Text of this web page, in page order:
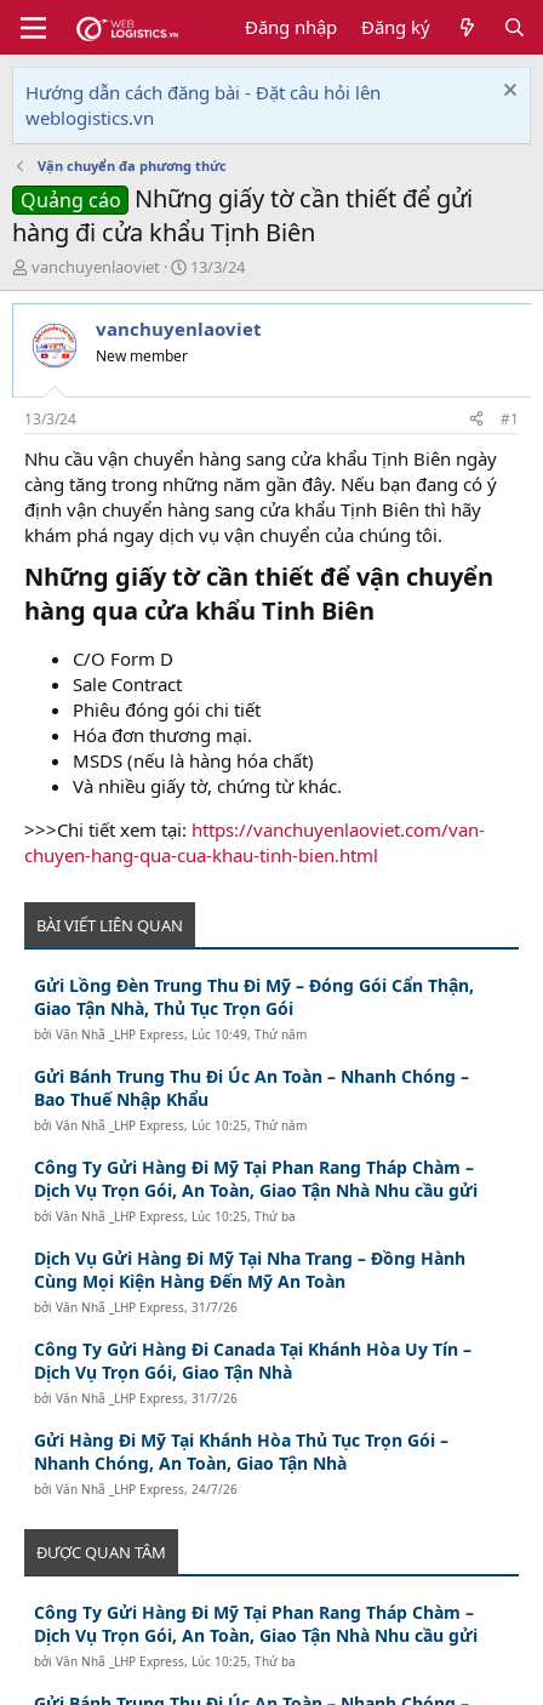
Đăng nhập Đăng ký
Hướng dẫn cách đăng bài - Đặt câu hỏi lên
weblogistics.vn
Vận chuyển đa phương thức
Quảng cáo
Những giấy tờ cần thiết để gửi
hàng đi cửa khẩu Tịnh Biên
T
h
r
e
a
s
t
a
r
t
e
r
vanchuyenlaoviet
N
g
à
y
i
13/3/24
vanchuyenlaoviet
New member
13/3/24 #1
Nhu cầu vận chuyển hàng sang cửa khẩu Tịnh Biên ngày
càng tăng trong những năm gần đây. Nếu bạn đang có ý
định vận chuyển hàng sang cửa khẩu Tịnh Biên thì hãy
khám phá ngay dịch vụ vận chuyển của chúng tôi.
Những giấy tờ cần thiết để vận chuyển
hàng qua cửa khẩu Tinh Biên​
C/O Form D
Sale Contract
Phiêu đóng gói chi tiết
Hóa đơn thương mại.
MSDS (nếu là hàng hóa chất)
Và nhiều giấy tờ, chứng từ khác.
>>>Chi tiết xem tại: https://vanchuyenlaoviet.com/van-
chuyen-hang-qua-cua-khau-tinh-bien.html
BÀI VIẾT LIÊN QUAN
Gửi Lồng Đèn Trung Thu Đi Mỹ – Đóng Gói Cẩn Thận,
Giao Tận Nhà, Thủ Tục Trọn Gói
bởiVăn Nhã _LHP Express, Lúc 10:49, Thứ năm
Gửi Bánh Trung Thu Đi Úc An Toàn – Nhanh Chóng –
Bao Thuế Nhập Khẩu
bởiVăn Nhã _LHP Express, Lúc 10:25, Thứ năm
Công Ty Gửi Hàng Đi Mỹ Tại Phan Rang Tháp Chàm –
Dịch Vụ Trọn Gói, An Toàn, Giao Tận Nhà Nhu cầu gửi
bởiVăn Nhã _LHP Express, Lúc 10:25, Thứ ba
Dịch Vụ Gửi Hàng Đi Mỹ Tại Nha Trang – Đồng Hành
Cùng Mọi Kiện Hàng Đến Mỹ An Toàn
bởiVăn Nhã _LHP Express,31/7/26
Công Ty Gửi Hàng Đi Canada Tại Khánh Hòa Uy Tín –
Dịch Vụ Trọn Gói, Giao Tận Nhà
bởiVăn Nhã _LHP Express,31/7/26
Gửi Hàng Đi Mỹ Tại Khánh Hòa Thủ Tục Trọn Gói –
Nhanh Chóng, An Toàn, Giao Tận Nhà
bởiVăn Nhã _LHP Express, 24/7/26
ĐƯỢC QUAN TÂM
Công Ty Gửi Hàng Đi Mỹ Tại Phan Rang Tháp Chàm –
Dịch Vụ Trọn Gói, An Toàn, Giao Tận Nhà Nhu cầu gửi
bởiVăn Nhã _LHP Express, Lúc 10:25, Thứ ba